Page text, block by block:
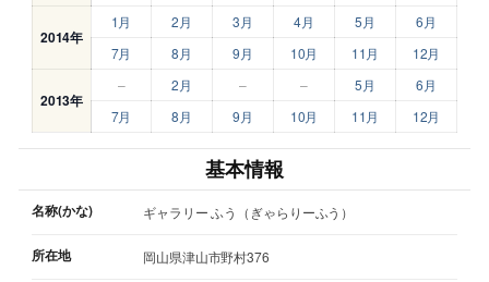
2014年
1月 2月 3月 4月 5月
6月
7月
8月 9月 10月 11月 12月
2013年
– 2月 – – 5月
6月
7月
8月 9月 10月 11月 12月
基本情報
名称(かな) ギャラリー ふう（ぎゃらりーふう）
所在地 岡山県津山市野村376